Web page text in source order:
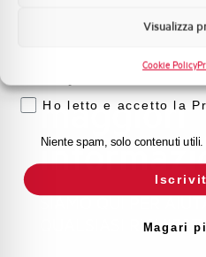
Visualizza
Cookie Policy
maggiori
SIAMO QUI PER
QUALSIASI
Voglio ricevere
Ho letto e accetto la
Niente spam, solo contenuti
Magari